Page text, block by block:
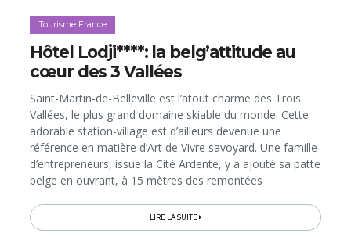
Tourisme France
Hôtel Lodji****: la belg’attitude au
cœur des 3 Vallées
Saint-Martin-de-Belleville est l’atout charme des Trois
Vallées, le plus grand domaine skiable du monde. Cette
adorable station-village est d’ailleurs devenue une
référence en matière d’Art de Vivre savoyard. Une famille
d’entrepreneurs, issue la Cité Ardente, y a ajouté sa patte
belge en ouvrant, à 15 mètres des remontées
"Liège-en-montagne"...
LIRE LA SUITE